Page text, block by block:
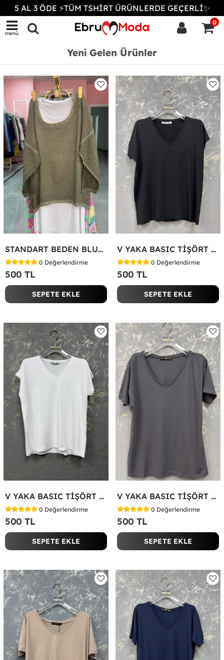
5 AL 3 ÖDE ⚡TÜM TSHİRT ÜRÜNLERDE GEÇERLİ✨
menü
0
Yeni Gelen Ürünler
STANDART BEDEN BLUZ Yeşil
0 Değerlendirme
500 TL
SEPETE EKLE
V YAKA BASIC TİŞÖRT Siyah
0 Değerlendirme
500 TL
SEPETE EKLE
V YAKA BASIC TİŞÖRT Beyaz
0 Değerlendirme
500 TL
SEPETE EKLE
V YAKA BASIC TİŞÖRT Antrasit
0 Değerlendirme
500 TL
SEPETE EKLE